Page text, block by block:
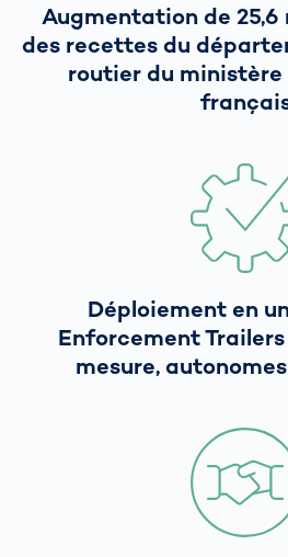
Augmentation de 25,6
des recettes du
routier du
Déploiement en
Enforcement
mesure,